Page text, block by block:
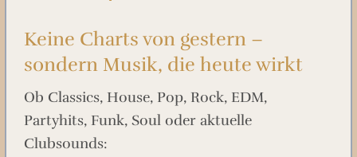
Keine Charts von gestern –
sondern Musik, die heute wirkt
Ob Classics, House, Pop, Rock, EDM,
Partyhits, Funk, Soul oder aktuelle
Clubsounds: